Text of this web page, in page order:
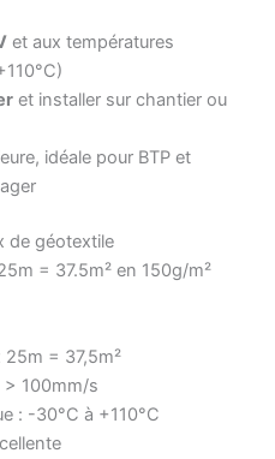
et aux températures
et installer sur chantier ou
idéale pour BTP et
de géotextile
= 37.5m² en 150g/m²
25m = 37,5m²
> 100mm/s
: -30°C à +110°C